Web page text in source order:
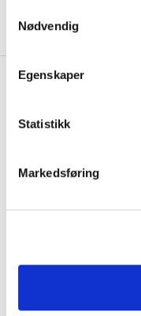
Nødvendig
Egenskaper
Statistikk
Markedsføring
Leveringstiden
Produkter med